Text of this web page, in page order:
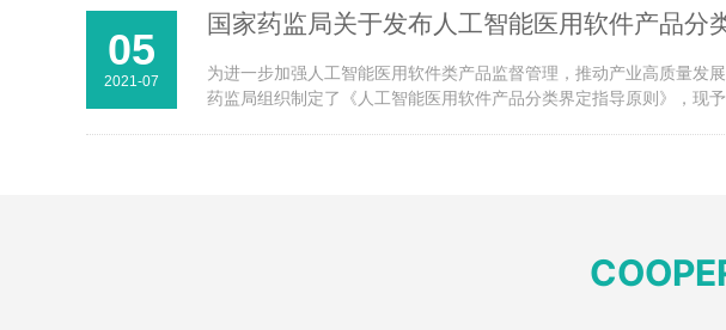
盛大聚会。董事长 崔宝刚 首席执···
05
2021-07
为进一步加强人工智能医用软件类产品监督管理，推动产业高质量发
药监局组织制定了《人工智能医用软件产品分类界定指导原则》，现予